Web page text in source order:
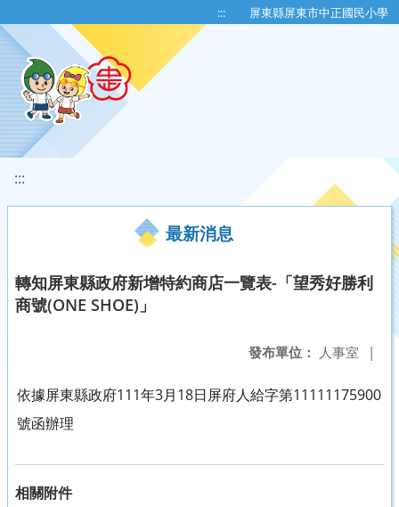
::: 屏東縣屏東市中正國民小學
:::
最新消息
轉知屏東縣政府新增特約商店一覽表-「望秀好勝利
商號(ONE SHOE)」
發布單位： 人事室 |
依據屏東縣政府111年3月18日屏府人給字第11111175900
號函辦理
相關附件